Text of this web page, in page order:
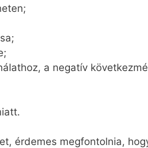
a negatív
érdemes megfontolnia,